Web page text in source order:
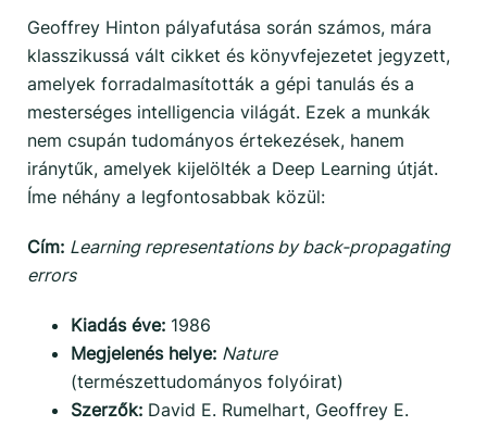
Geoffrey Hinton pályafutása során számos, mára
klasszikussá vált cikket és könyvfejezetet jegyzett,
amelyek forradalmasították a gépi tanulás és a
mesterséges intelligencia világát. Ezek a munkák
nem csupán tudományos értekezések, hanem
iránytűk, amelyek kijelölték a Deep Learning útját.
Íme néhány a legfontosabbak közül:
Cím: Learning representations by back-propagating
errors
Kiadás éve: 1986
Megjelenés helye: Nature
(természettudományos folyóirat)
Szerzők: David E. Rumelhart, Geoffrey E.